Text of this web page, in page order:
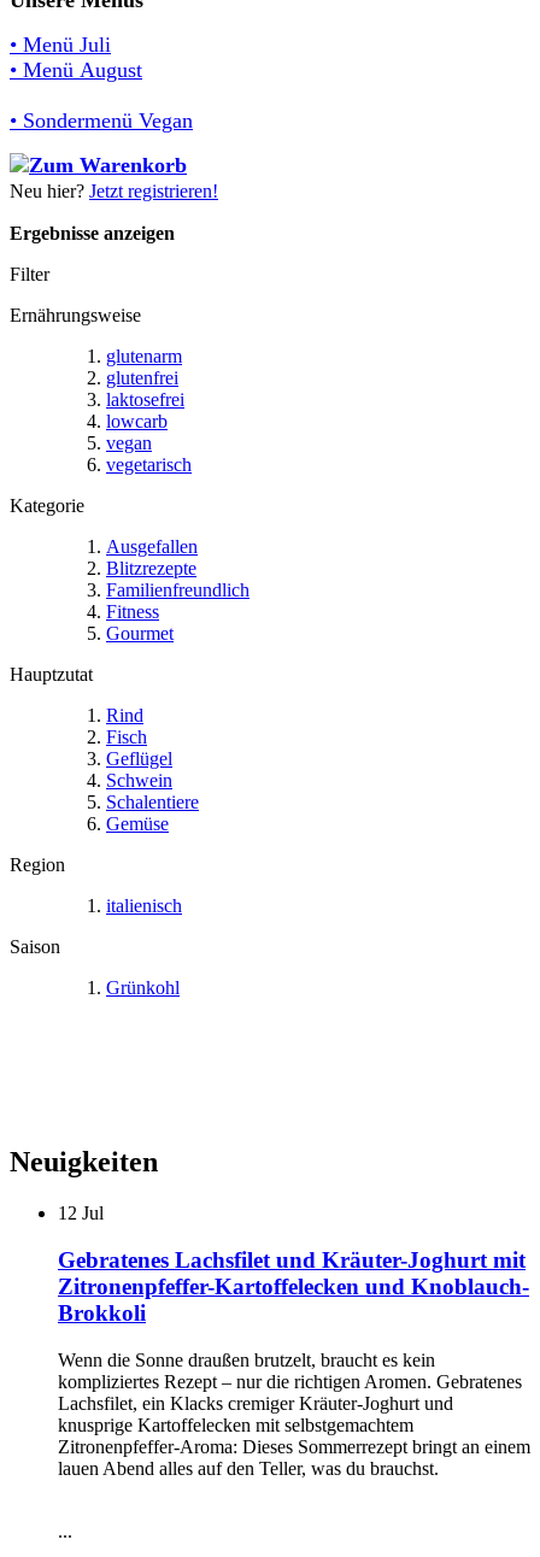
• Menü Juli
• Menü August
• Sondermenü Vegan
Neu hier? Jetzt registrieren!
Ergebnisse anzeigen
Filter
Ernährungsweise
glutenarm
glutenfrei
laktosefrei
lowcarb
vegan
vegetarisch
Kategorie
Ausgefallen
Blitzrezepte
Familienfreundlich
Fitness
Gourmet
Hauptzutat
Rind
Fisch
Geflügel
Schwein
Schalentiere
Gemüse
Region
italienisch
Saison
Grünkohl
Neuigkeiten
12 Jul
Gebratenes Lachsfilet und Kräuter-Joghurt mit
Zitronenpfeffer-Kartoffelecken und Knoblauch-
Brokkoli
Wenn die Sonne draußen brutzelt, braucht es kein
kompliziertes Rezept – nur die richtigen Aromen. Gebratenes
Lachsfilet, ein Klacks cremiger Kräuter-Joghurt und
knusprige Kartoffelecken mit selbstgemachtem
Zitronenpfeffer-Aroma: Dieses Sommerrezept bringt an einem
lauen Abend alles auf den Teller, was du brauchst.
...